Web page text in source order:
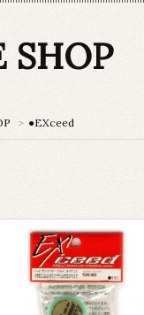
SHOP
> ●EXceed